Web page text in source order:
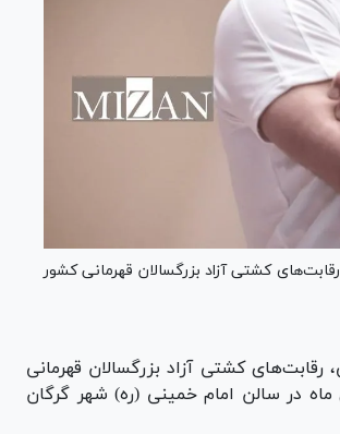
کشتی آزاد بزرگسالان قهرمانی کشور
کشتی آزاد بزرگسالان قهرمانی
نخست چرخه انتخابی تیم ملی روز‌های ۱۲ تا ۱۴ دی ماه در سالن امام خمینی (ره) شهر گرگان